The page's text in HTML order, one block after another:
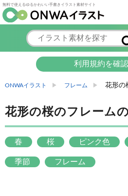
無料で使えるゆるかわいい手書きイラスト素材サイト
利用規約を確
ONWAイラスト フレーム 花形の
花形の桜のフレーム
春 桜 ピンク色
季節 フレーム